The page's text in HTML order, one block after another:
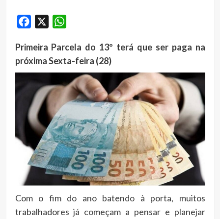
Facebook
Primeira Parcela do 13º terá que ser paga na
próxima Sexta-feira (28)
Com o fim do ano batendo à porta, muitos
trabalhadores já começam a pensar e planejar